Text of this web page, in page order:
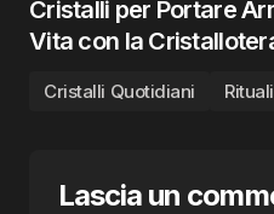
Cristalli per Portare
Vita con la
Cristalli Quotidiani
Lascia un